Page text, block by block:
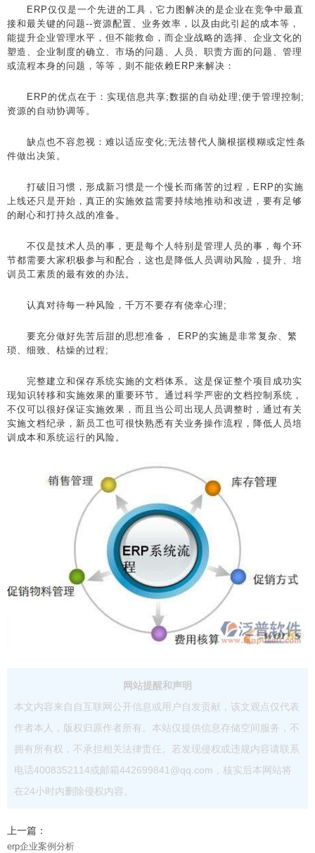
ERP仅仅是一个先进的工具，它力图解决的是企业在竞争中最直
接和最关键的问题--资源配置、业务效率，以及由此引起的成本等，
能提升企业管理水平，但不能救命，而企业战略的选择、企业文化的
塑造、企业制度的确立、市场的问题、人员、职责方面的问题、管理
或流程本身的问题，等等，则不能依赖ERP来解决：
ERP的优点在于：实现信息共享;数据的自动处理;便于管理控制;
资源的自动协调等。
缺点也不容忽视：难以适应变化;无法替代人脑根据模糊或定性条
件做出决策。
打破旧习惯，形成新习惯是一个慢长而痛苦的过程，ERP的实施
上线还只是开始，真正的实施效益需要持续地推动和改进，要有足够
的耐心和打持久战的准备。
不仅是技术人员的事，更是每个人特别是管理人员的事，每个环
节都需要大家积极参与和配合，这也是降低人员调动风险，提升、培
训员工素质的最有效的办法。
认真对待每一种风险，千万不要存有侥幸心理;
要充分做好先苦后甜的思想准备， ERP的实施是非常复杂、繁
琐、细致、枯燥的过程;
完整建立和保存系统实施的文档体系。这是保证整个项目成功实
现知识转移和实施效果的重要环节。通过科学严密的文档控制系统，
不仅可以很好保证实施效果，而且当公司出现人员调整时，通过有关
实施文档纪录，新员工也可很快熟悉有关业务操作流程，降低人员培
训成本和系统运行的风险。
网站提醒和声明
本文内容来自自互联网公开信息或用户自发贡献，该文观点仅代表
作者本人，版权归原作者所有。本站仅提供信息存储空间服务，不
拥有所有权，不承担相关法律责任。若发现侵权或违规内容请联系
电话4008352114或邮箱442699841@qq.com，核实后本网站将
在24小时内删除侵权内容。
上一篇：
erp企业案例分析